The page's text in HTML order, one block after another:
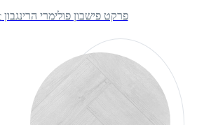
פרקט פישבון פולימרי הרינגבון spc נגד מים